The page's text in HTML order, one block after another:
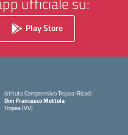
Play Store
Istituto Comprensivo Tropea-Ricadi
Don Francesco Mottola
Tropea (VV)
— Visita la pagina iniziale della scuola